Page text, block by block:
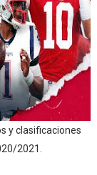
City,
Pogacar
consigue
Unidos
(París,
y clasificaciones
2021.